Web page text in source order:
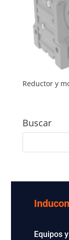
Reductor y
Buscar
Equipos